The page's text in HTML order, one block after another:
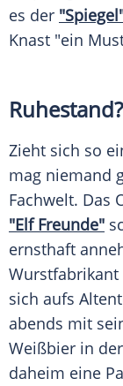
es der
Knast "ein
Zieht sich so
mag niemand
Fachwelt. Das
"Elf Freunde"
ernsthaft
Wurstfabrikant
sich aufs
abends mit
Weißbier in
daheim eine